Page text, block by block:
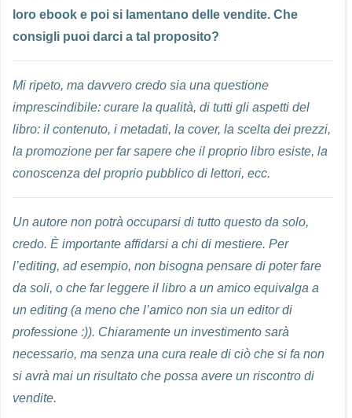
loro ebook e poi si lamentano delle vendite. Che
consigli puoi darci a tal proposito?
Mi ripeto, ma davvero credo sia una questione
imprescindibile: curare la qualità, di tutti gli aspetti del
libro: il contenuto, i metadati, la cover, la scelta dei prezzi,
la promozione per far sapere che il proprio libro esiste, la
conoscenza del proprio pubblico di lettori, ecc.
Un autore non potrà occuparsi di tutto questo da solo,
credo. È importante affidarsi a chi di mestiere. Per
l’editing, ad esempio, non bisogna pensare di poter fare
da soli, o che far leggere il libro a un amico equivalga a
un editing (a meno che l’amico non sia un editor di
professione :)). Chiaramente un investimento sarà
necessario, ma senza una cura reale di ciò che si fa non
si avrà mai un risultato che possa avere un riscontro di
vendite.